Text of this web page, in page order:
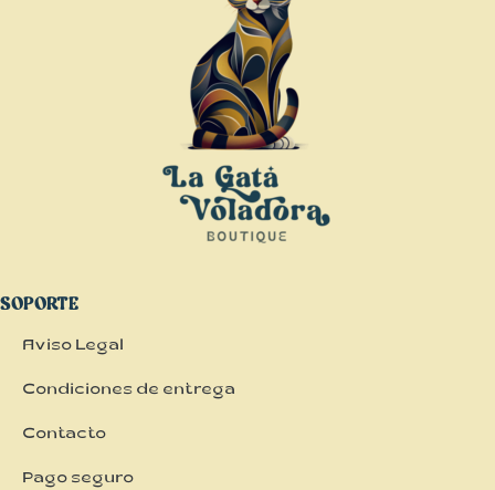
SOPORTE
Aviso Legal
Condiciones de entrega
Contacto
Pago seguro